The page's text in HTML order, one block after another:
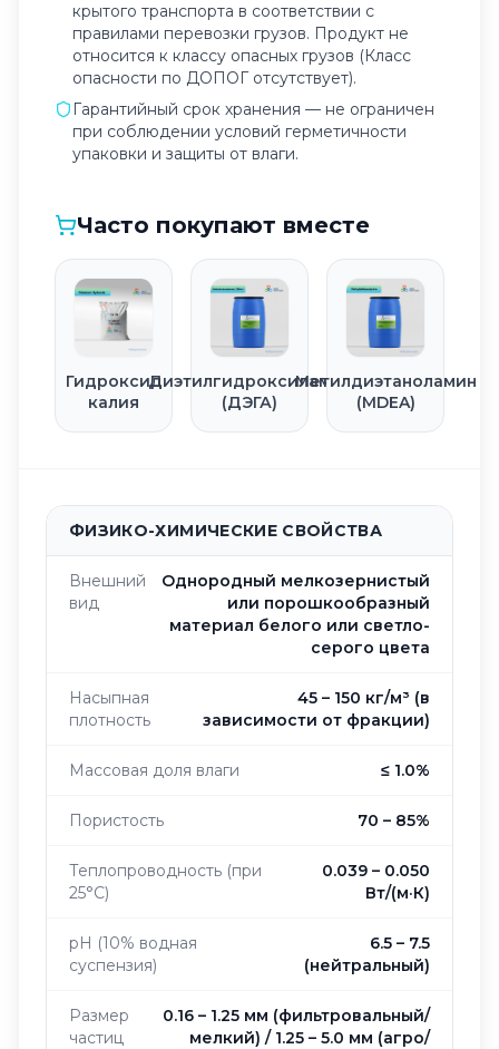
крытого транспорта в соответствии с
правилами перевозки грузов. Продукт не
относится к классу опасных грузов (Класс
опасности по ДОПОГ отсутствует).
Гарантийный срок хранения — не ограничен
при соблюдении условий герметичности
упаковки и защиты от влаги.
Часто покупают вместе
Гидроксид
калия
Диэтилгидроксиламин
(ДЭГА)
Метилдиэтаноламин
(MDEA)
ФИЗИКО-ХИМИЧЕСКИЕ СВОЙСТВА
Внешний
вид
Однородный мелкозернистый
или порошкообразный
материал белого или светло-
серого цвета
Насыпная
плотность
45 – 150 кг/м³ (в
зависимости от фракции)
Массовая доля влаги ≤ 1.0%
Пористость 70 – 85%
Теплопроводность (при
25°C)
0.039 – 0.050
Вт/(м·К)
pH (10% водная
суспензия)
6.5 – 7.5
(нейтральный)
Размер
частиц
0.16 – 1.25 мм (фильтровальный/
мелкий) / 1.25 – 5.0 мм (агро/